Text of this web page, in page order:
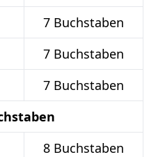
7 Buchstaben
7 Buchstaben
7 Buchstaben
8 Buchstaben